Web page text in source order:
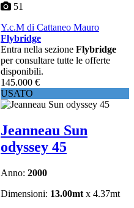
51
Y.c.M di Cattaneo Mauro
Flybridge
Entra nella sezione Flybridge
per consultare tutte le offerte
disponibili.
145.000 €
USATO
Jeanneau Sun
odyssey 45
Anno: 2000
Dimensioni: 13.00mt x 4.37mt